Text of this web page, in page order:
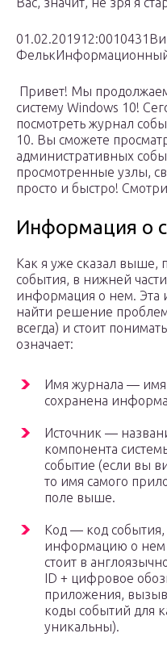
ФелькИнформационный
Привет! Мы
систему Windows 10!
посмотреть журнал
10. Вы сможете
административных
просмотренные узлы,
просто и быстро!
Информация о
Как я уже сказал выше,
события, в нижней
информация о нем. Эта
найти решение
всегда) и стоит
означает:
Имя журнала — имя
сохранена
Источник —
компонента
событие (если вы
то имя самого
поле выше.
Код — код
информацию о нем
стоит в
ID + цифровое
приложения,
коды событий для
уникальны).